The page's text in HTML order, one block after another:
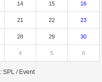
14 15 16
21 22 23
28 29 30
4 5 6
: SPL / Event